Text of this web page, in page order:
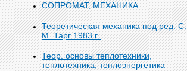
СОПРОМАТ, МЕХАНИКА
Теоретическая механика под ред. С.
М. Тарг 1983 г.
Теор. основы теплотехники,
теплотехника, теплоэнергетика